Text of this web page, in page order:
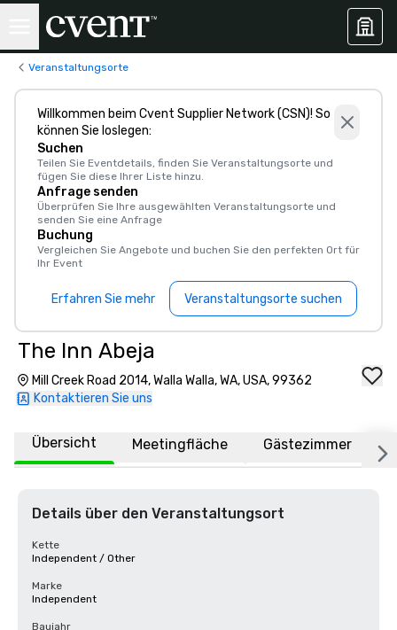
Veranstaltungsorte
Willkommen beim Cvent Supplier Network (CSN)! So
können Sie loslegen:
Suchen
Teilen Sie Eventdetails, finden Sie Veranstaltungsorte und
fügen Sie diese Ihrer Liste hinzu.
Anfrage senden
Überprüfen Sie Ihre ausgewählten Veranstaltungsorte und
senden Sie eine Anfrage
Buchung
Vergleichen Sie Angebote und buchen Sie den perfekten Ort für
Ihr Event
Erfahren Sie mehr Veranstaltungsorte suchen
The Inn Abeja
Mill Creek Road 2014, Walla Walla, WA, USA, 99362
Kontaktieren Sie uns
Übersicht Meetingfläche Gästezimmer
Details über den Veranstaltungsort
Kette
Independent / Other
Marke
Independent
Baujahr